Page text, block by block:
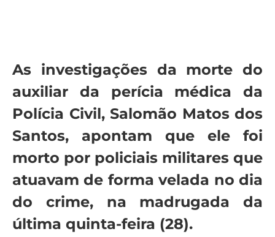
As investigações da morte do
auxiliar da perícia médica da
Polícia Civil, Salomão Matos dos
Santos, apontam que ele foi
morto por policiais militares que
atuavam de forma velada no dia
do crime, na madrugada da
última quinta-feira (28).